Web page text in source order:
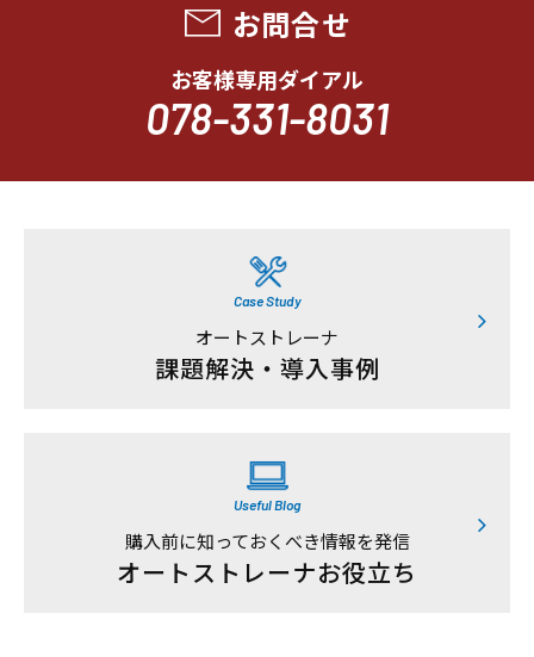
お問合せ
お客様専用ダイアル
078-331-8031
Case Study
オートストレーナ
課題解決・導入事例
Useful Blog
購入前に知っておくべき情報を発信
オートストレーナお役立ち